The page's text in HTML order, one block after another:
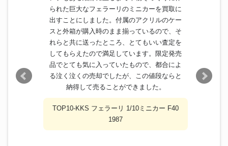
られた巨大なフェラーリのミニカーを買取に
出すことにしました。付属のアクリルのケー
スと外箱が購入時のまま揃っているので、そ
れらと共に送ったところ、とてもいい査定を
してもらえたので満足しています。限定発売
品でとても気に入っていたもので、都合によ
る泣く泣くの売却でしたが、この値段ならと
納得して売ることができました。
TOP10-KKS フェラーリ 1/10ミニカー F40
1987